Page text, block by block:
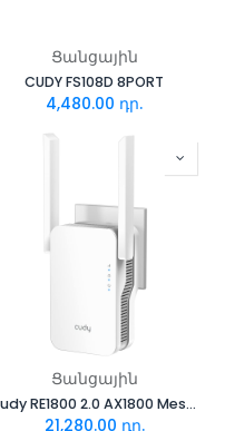
Ցանցային
CUDY FS108D 8PORT
4,480.00 դր.
Ցանցային
Cudy RE1800 2.0 AX1800 Mesh Wi-Fi 6 Extender
21,280.00 դր.